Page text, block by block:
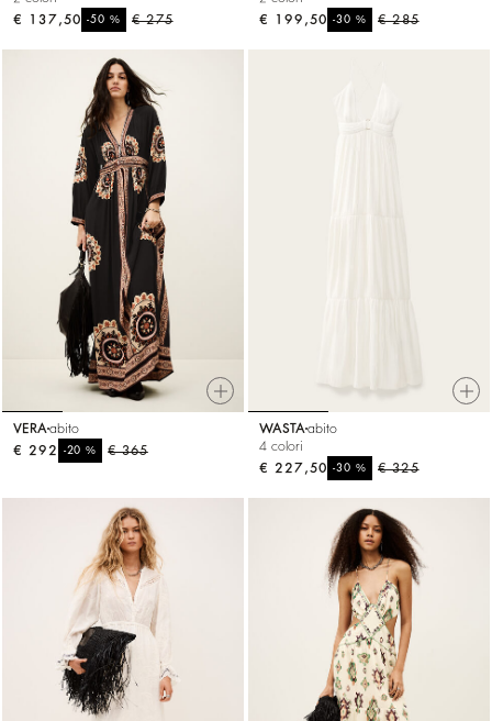
€ 275
-50%
€ 137,50
€ 285
-30%
€ 199,50
VERAabito
€ 365
-20%
€ 292
WASTAabito
4 colori
€ 325
-30%
€ 227,50